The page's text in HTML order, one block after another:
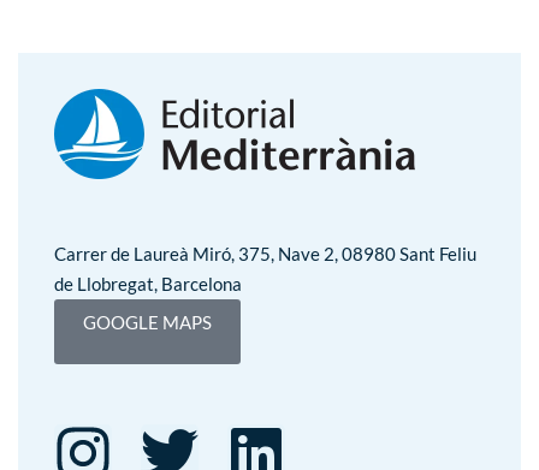
Carrer de Laureà Miró, 375, Nave 2, 08980 Sant Feliu
de Llobregat, Barcelona
GOOGLE MAPS